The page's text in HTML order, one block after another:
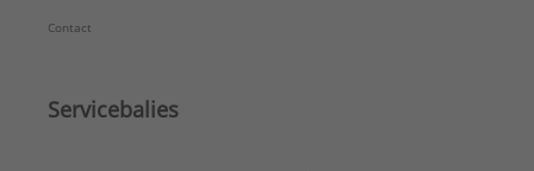
Contact
Servicebalies